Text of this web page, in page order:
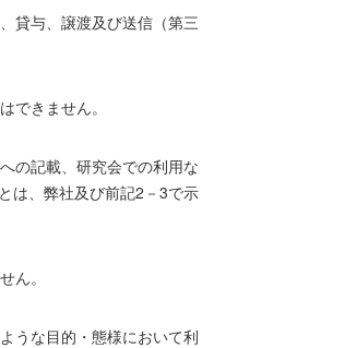
貸与、譲渡及び送信（第三
きません。
の記載、研究会での利用な
は、弊社及び前記2－3で示
ん。
うな目的・態様において利